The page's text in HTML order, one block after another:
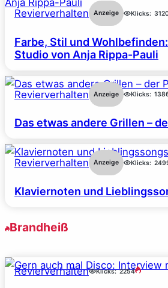
Revierverhalten Anzeige Klicks:
Farbe, Stil und
Studio von Anja Rippa-Pauli
Revierverhalten Anzeige Klicks:
Das etwas andere Grillen –
Revierverhalten Anzeige Klicks:
Klaviernoten und
Brandheiß
Revierverhalten Klicks: 2254